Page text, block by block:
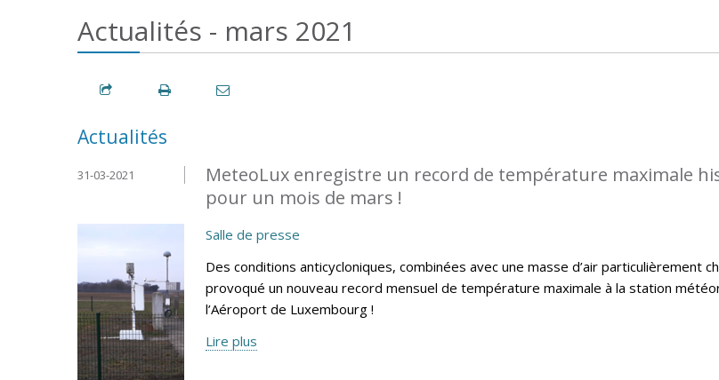
Actualités - mars 2021
Actualités
MeteoLux enregistre un record de température maximale
pour un mois de mars !
31-03-2021
Salle de presse
Des conditions anticycloniques, combinées avec une masse d’air particulièrement
provoqué un nouveau record mensuel de température maximale à la station
l’Aéroport de Luxembourg !
Lire plus